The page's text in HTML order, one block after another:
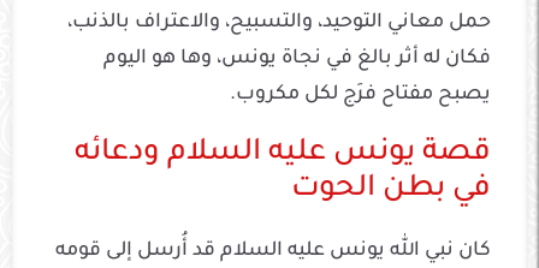
حمل معاني التوحيد، والتسبيح، والاعتراف بالذنب،
فكان له أثر بالغ في نجاة يونس، وها هو اليوم
يصبح مفتاح فرَج لكل مكروب.
قصة يونس عليه السلام ودعائه
في بطن الحوت
كان نبي الله يونس عليه السلام قد أُرسل إلى قومه